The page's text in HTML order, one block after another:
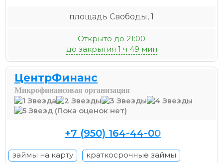
площадь Свободы, 1
Открыто до 21:00
до закрытия 1 ч 49 мин
ЦентрФинанс
Микрофинансовая организация
(Пока оценок нет)
+7 (950) 164-44-00
займы на карту
краткосрочные займы